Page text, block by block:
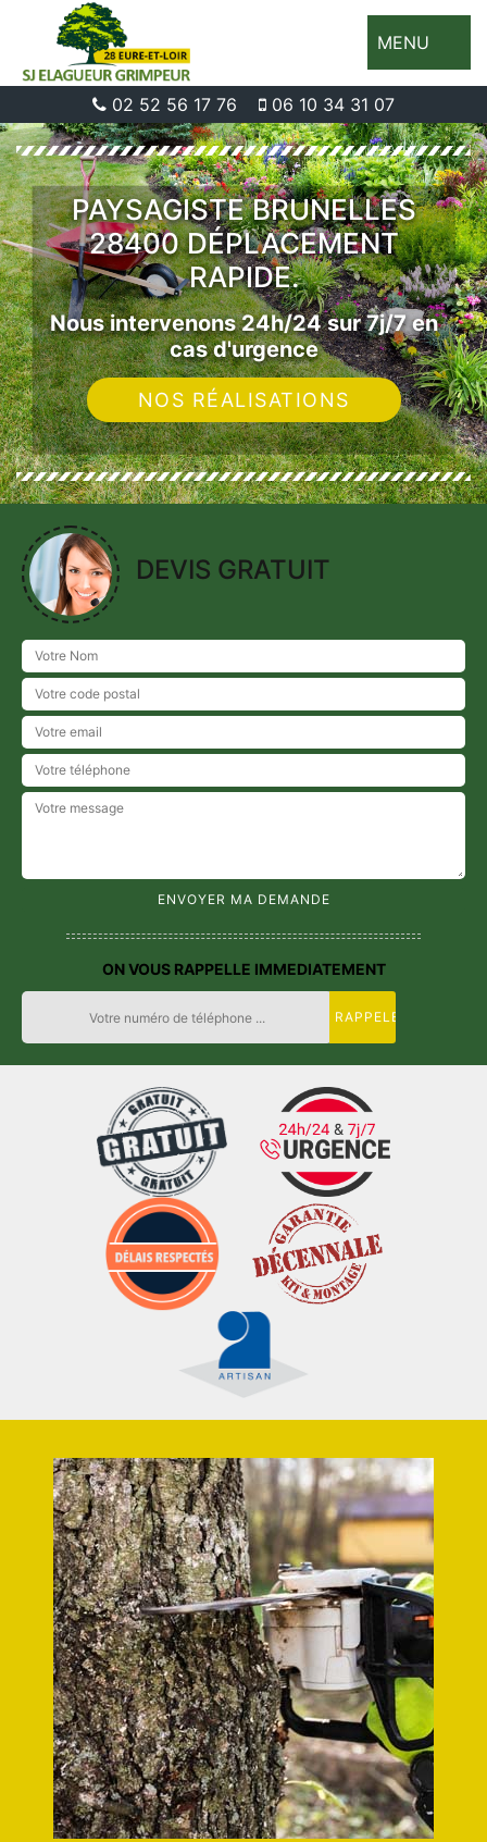
MENU
02 52 56 17 76 06 10 34 31 07
PAYSAGISTE BRUNELLES
28400 DÉPLACEMENT
RAPIDE.
Nous intervenons 24h/24 sur 7j/7 en
cas d'urgence
NOS RÉALISATIONS
DEVIS GRATUIT
ON VOUS RAPPELLE IMMEDIATEMENT